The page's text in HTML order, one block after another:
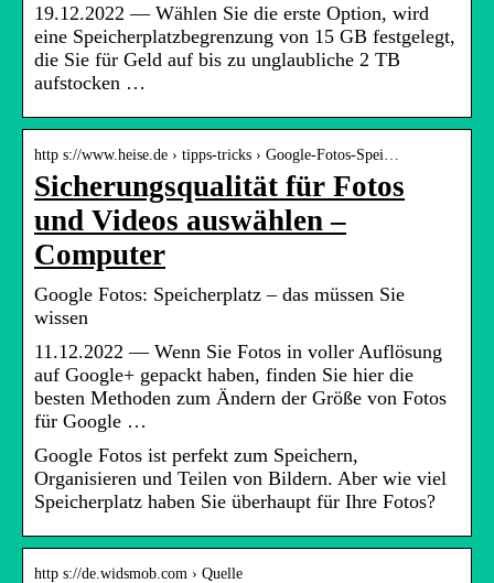
19.12.2022 — Wählen Sie die erste Option, wird
eine Speicherplatzbegrenzung von 15 GB festgelegt,
die Sie für Geld auf bis zu unglaubliche 2 TB
aufstocken …
http s://www.heise.de › tipps-tricks › Google-Fotos-Spei…
Sicherungsqualität für Fotos
und Videos auswählen –
Computer
Google Fotos: Speicherplatz – das müssen Sie
wissen
11.12.2022 — Wenn Sie Fotos in voller Auflösung
auf Google+ gepackt haben, finden Sie hier die
besten Methoden zum Ändern der Größe von Fotos
für Google …
Google Fotos ist perfekt zum Speichern,
Organisieren und Teilen von Bildern. Aber wie viel
Speicherplatz haben Sie überhaupt für Ihre Fotos?
http s://de.widsmob.com › Quelle